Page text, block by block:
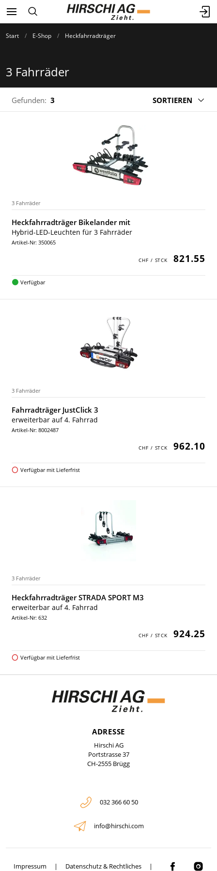
Start E-Shop Heckfahrradträger
3 Fahrräder
Gefunden: 3 SORTIEREN
3 Fahrräder
Heckfahrradträger Bikelander mit
Hybrid-LED-Leuchten für 3 Fahrräder
Artikel-Nr: 350065
821.55
Verfügbar
3 Fahrräder
Fahrradträger JustClick 3
erweiterbar auf 4. Fahrrad
Artikel-Nr: 8002487
962.10
Verfügbar mit Lieferfrist
3 Fahrräder
Heckfahrradträger STRADA SPORT M3
erweiterbar auf 4. Fahrrad
Artikel-Nr: 632
924.25
Verfügbar mit Lieferfrist
ADRESSE
Hirschi AG
Portstrasse 37
CH-2555 Brügg
032 366 60 50
info@hirschi.com
Impressum Datenschutz & Rechtliches